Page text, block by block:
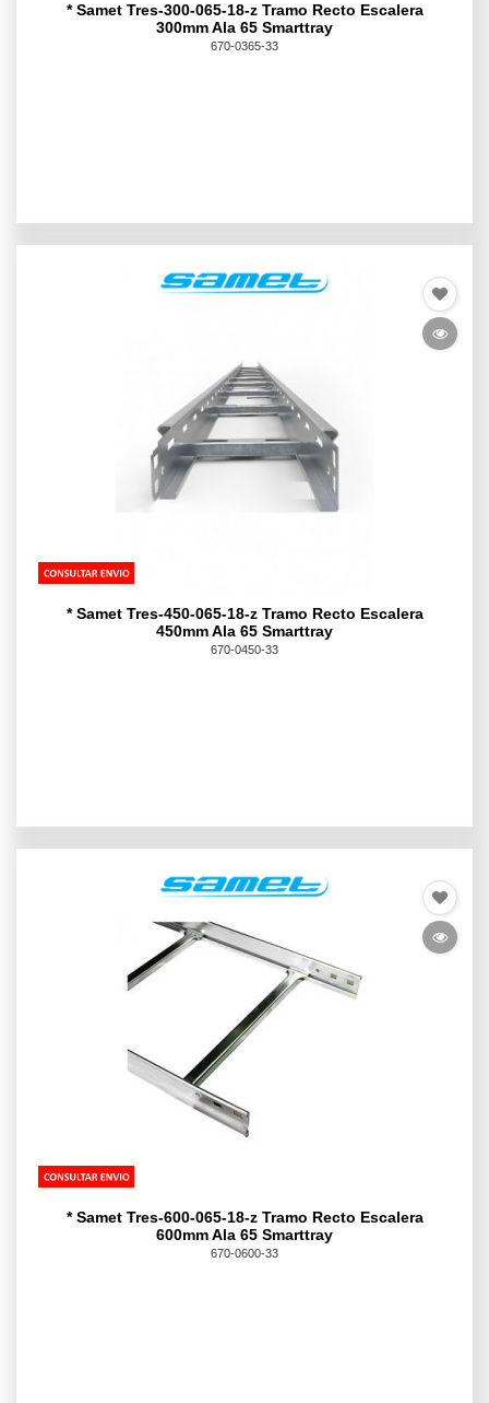
* Samet Tres-300-065-18-z Tramo Recto Escalera
300mm Ala 65 Smarttray
670-0365-33
* Samet Tres-450-065-18-z Tramo Recto Escalera
450mm Ala 65 Smarttray
670-0450-33
* Samet Tres-600-065-18-z Tramo Recto Escalera
600mm Ala 65 Smarttray
670-0600-33